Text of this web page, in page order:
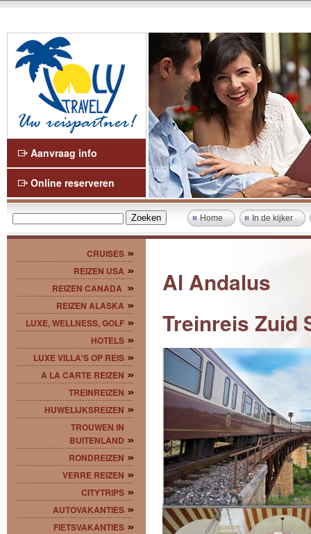
Aanvraag info
Online reserveren
Home In de kijker
CRUISES
REIZEN USA
REIZEN CANADA
REIZEN ALASKA
LUXE, WELLNESS, GOLF
HOTELS
LUXE VILLA'S OP REIS
A LA CARTE REIZEN
TREINREIZEN
HUWELIJKSREIZEN
TROUWEN IN
BUITENLAND
RONDREIZEN
VERRE REIZEN
CITYTRIPS
AUTOVAKANTIES
FIETSVAKANTIES
Al Andalus
Treinreis Zuid